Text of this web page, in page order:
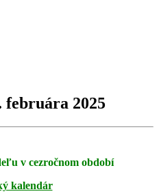
februára 2025
v cezročnom období
kalendár